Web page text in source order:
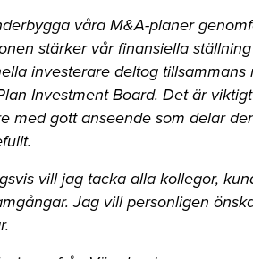
våra M&A-planer
stärker vår finansiella
investerare deltog
Investment Board. Det är
med gott anseende som delar
vill jag tacka alla kollegor,
Jag vill personligen